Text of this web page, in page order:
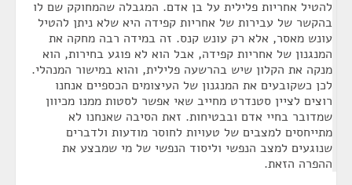
להטיל אחריות פלילית על בן אדם. המגבלה שהמחוקק שם לו
בהקשר של עבירות של אחריות קפידה היא שלא ניתן להטיל
עונש מאסר, אלא רק עונש קנס. זה במידה רבה מחקה את
המנגנון של אחריות קפידה, אבל הוא לא פוגע בחירות, הוא
מנקה את הקלון שיש בהרשעה פלילית, והוא במישור המנהלי.
לכן כשקובעים את המנגנון של העיצומים הכספיים אנחנו
רוצים לציין סטנדרט מחייב שאי אפשר לסטות ממנו מכיוון
שמדובר בחיי אדם ובבטיחות. זאת הסיבה שאנחנו לא
מתייחסים למצבים של טעויות לחוסר מודעות ולדברים
שנוגעים למצב הנפשי וליסוד הנפשי של מי שמבצע את
ההפרה הזאת.